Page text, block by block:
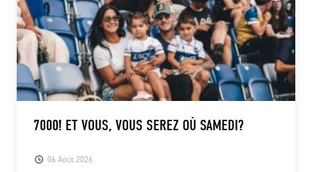
06 Août 2026
7000! ET VOUS, VOUS SEREZ OÙ SAMEDI?